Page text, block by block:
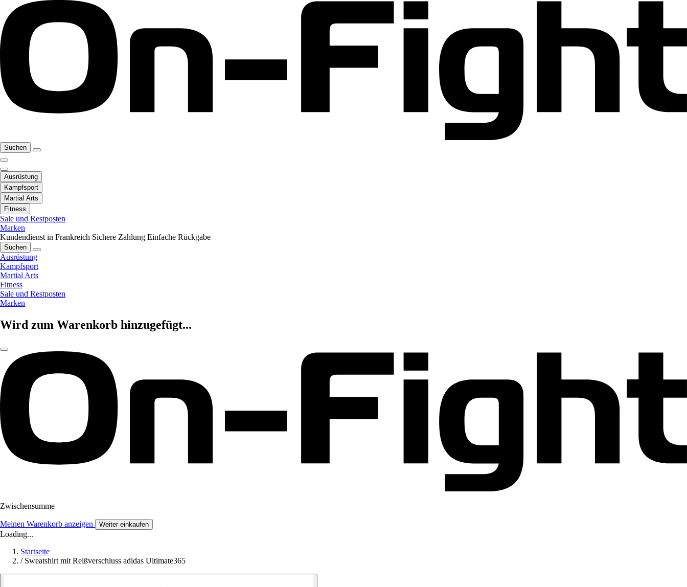
Suchen
Ausrüstung
Kampfsport
Martial Arts
Fitness
Sale und Restposten
Marken
Kundendienst in Frankreich Sichere Zahlung Einfache Rückgabe
Suchen
Ausrüstung
Kampfsport
Martial Arts
Fitness
Sale und Restposten
Marken
Wird zum Warenkorb hinzugefügt...
Zwischensumme
Meinen Warenkorb anzeigen Weiter einkaufen
Loading...
Startseite
/ Sweatshirt mit Reißverschluss adidas Ultimate365